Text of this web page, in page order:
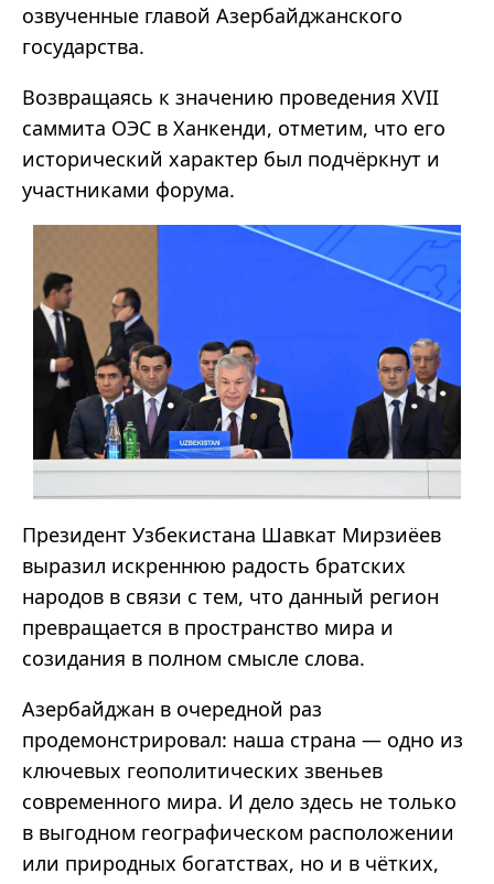
озвученные главой Азербайджанского
государства.
Возвращаясь к значению проведения XVII
саммита ОЭС в Ханкенди, отметим, что его
исторический характер был подчёркнут и
участниками форума.
Президент Узбекистана Шавкат Мирзиёев
выразил искреннюю радость братских
народов в связи с тем, что данный регион
превращается в пространство мира и
созидания в полном смысле слова.
Азербайджан в очередной раз
продемонстрировал: наша страна — одно из
ключевых геополитических звеньев
современного мира. И дело здесь не только
в выгодном географическом расположении
или природных богатствах, но и в чётких,